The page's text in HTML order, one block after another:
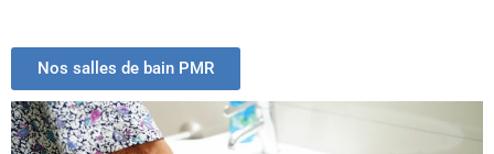
Nos salles de bain PMR